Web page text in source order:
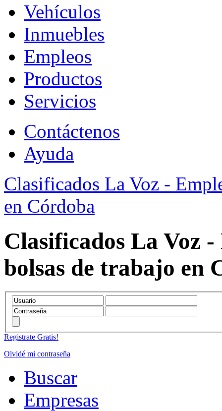
Vehículos
Inmuebles
Empleos
Productos
Servicios
Contáctenos
Ayuda
Clasificados La Voz -
en Córdoba
Clasificados La Voz
bolsas de trabajo en
Registrate Gratis!
Olvidé mi contraseña
Buscar
Empresas